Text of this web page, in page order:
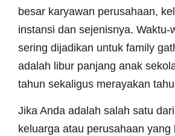
besar karyawan perusahaan,
instansi dan sejenisnya. Waktu-
sering dijadikan untuk family
adalah libur panjang anak
tahun sekaligus merayakan
Jika Anda adalah salah satu
keluarga atau perusahaan yang